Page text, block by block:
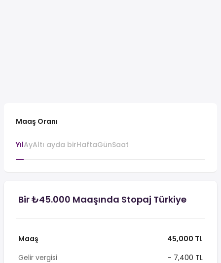
Maaş Oranı
YılAyAltı ayda birHaftaGünSaat
Bir ₺45.000 Maaşında Stopaj Türkiye
Maaş
45,000 TL
Gelir vergisi
- 7,400 TL